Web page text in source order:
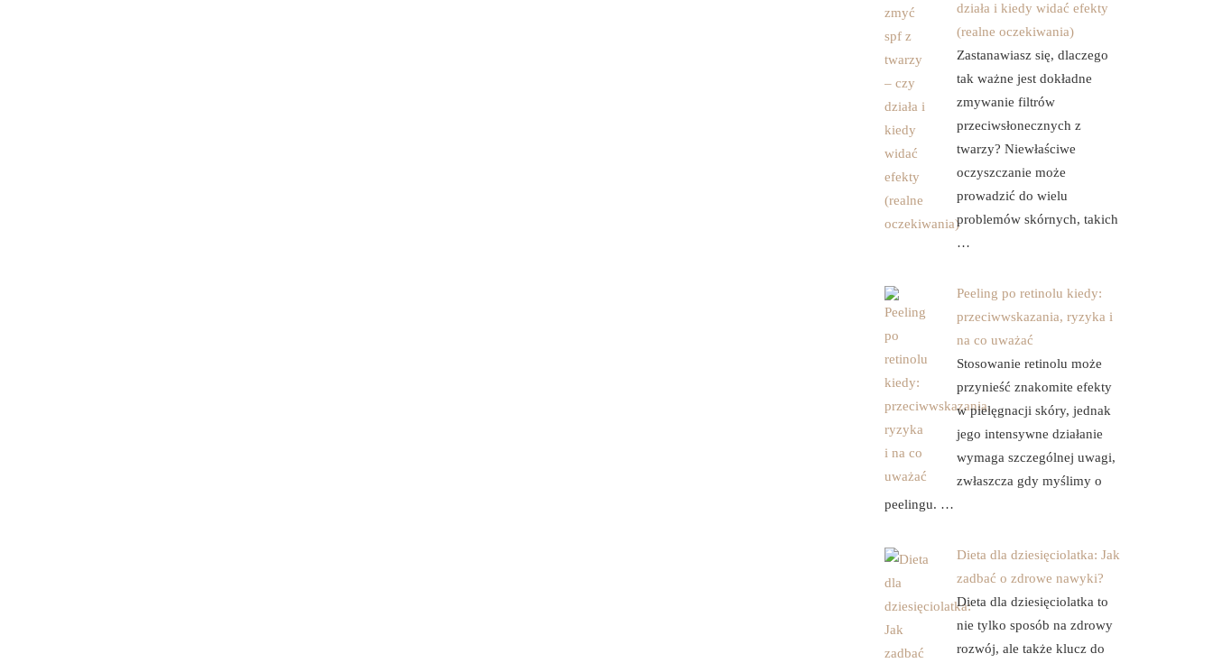
działa i kiedy widać efekty
(realne oczekiwania)
Zastanawiasz się, dlaczego
tak ważne jest dokładne
zmywanie filtrów
przeciwsłonecznych z
twarzy? Niewłaściwe
oczyszczanie może
prowadzić do wielu
problemów skórnych, takich
…
Peeling po retinolu kiedy:
przeciwwskazania, ryzyka i
na co uważać
Stosowanie retinolu może
przynieść znakomite efekty
w pielęgnacji skóry, jednak
jego intensywne działanie
wymaga szczególnej uwagi,
zwłaszcza gdy myślimy o
peelingu. …
Dieta dla dziesięciolatka: Jak
zadbać o zdrowe nawyki?
Dieta dla dziesięciolatka to
nie tylko sposób na zdrowy
rozwój, ale także klucz do